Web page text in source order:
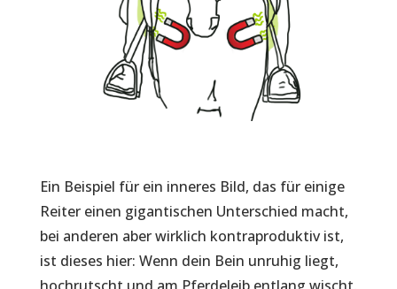
Ein Beispiel für ein inneres Bild, das für einige
Reiter einen gigantischen Unterschied macht,
bei anderen aber wirklich kontraproduktiv ist,
ist dieses hier: Wenn dein Bein unruhig liegt,